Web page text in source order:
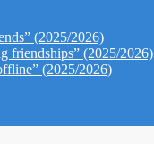
(2025/2026)
friendships” (2025/2026)
(2025/2026)